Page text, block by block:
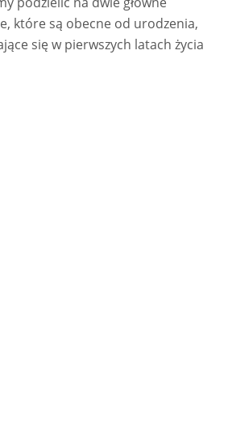
które są obecne od urodzenia,
się w pierwszych latach życia